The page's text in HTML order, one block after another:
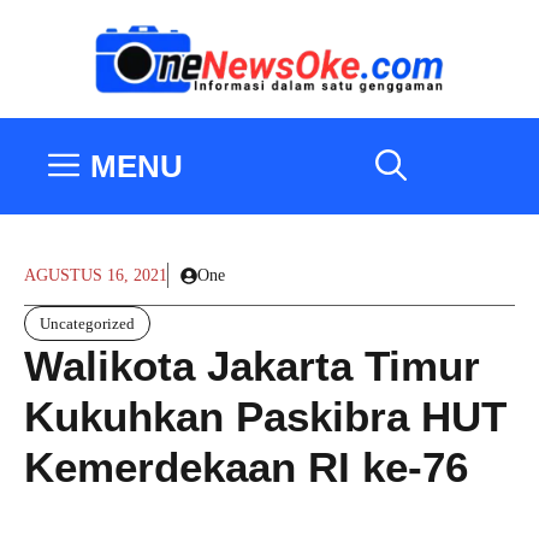
MENU
AGUSTUS 16, 2021 One
Uncategorized
Walikota Jakarta Timur
Kukuhkan Paskibra HUT
Kemerdekaan RI ke-76